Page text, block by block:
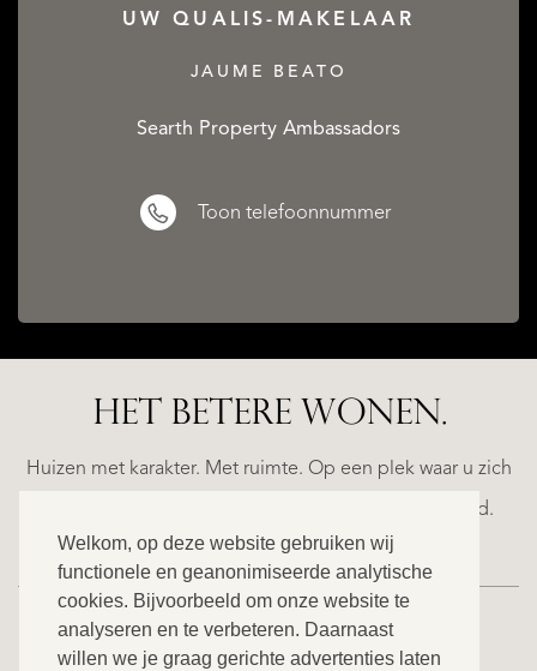
Welkom, op deze website gebruiken wij
functionele en geanonimiseerde analytische
cookies. Bijvoorbeeld om onze website te
analyseren en te verbeteren. Daarnaast
willen we je graag gerichte advertenties laten
UW QUALIS-MAKELAAR
JAUME BEATO
Searth Property Ambassadors
Toon telefoonnummer
HET BETERE WONEN.
Huizen met karakter. Met ruimte. Op een plek waar u zich
helemaal thuis voelt. Ontdek ons exclusieve aanbod.
CATALAN
LANDS
CASTLE